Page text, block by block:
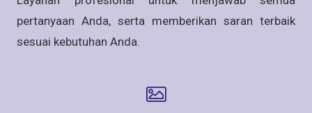
pertanyaan Anda, serta memberikan saran terbaik
sesuai kebutuhan Anda.